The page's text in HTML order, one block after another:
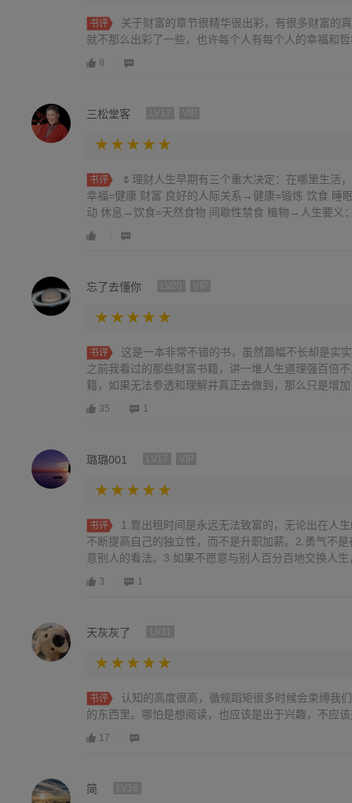
书评
关于财富的章节很精华很出彩，有很多财富的
就不那么出彩了一些，也许每个人有每个人的幸福和
8
三松堂客
书评
🌷理财人生早期有三个重大决定：在哪里生活
幸福=健康 财富 良好的人际关系→健康=锻炼 饮食 睡
动 休息→饮食=天然食物 间歇性禁食 植物→人生要义
忘了去懂你
书评
这是一本非常不错的书，虽然篇幅不长却是实
之前我看过的那些财富书籍，讲一堆人生道理强百倍
籍，如果无法参透和理解并真正去做到，那么只是增
35 1
璐璐001
书评
1.靠出租时间是永远无法致富的，无论出在人
不断提高自己的独立性，而不是升职加薪。2.勇气不
意别人的看法。3.如果不愿意与别人百分百地交换人生
3 1
天灰灰了
书评
认知的高度很高，循规蹈矩很多时候会束缚我
的东西里。哪怕是想阅读，也应该是出于兴趣，不应
17
简